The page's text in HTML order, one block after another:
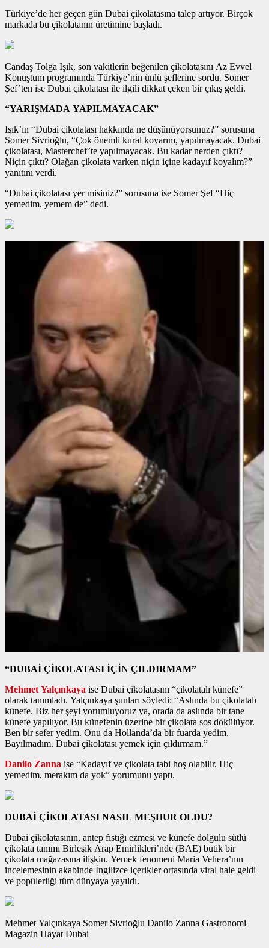
Türkiye’de her geçen gün Dubai çikolatasına talep artıyor. Birçok
markada bu çikolatanın üretimine başladı.
Candaş Tolga Işık, son vakitlerin beğenilen çikolatasını Az Evvel
Konuştum programında Türkiye’nin ünlü şeflerine sordu. Somer
Şef’ten ise Dubai çikolatası ile ilgili dikkat çeken bir çıkış geldi.
“YARIŞMADA YAPILMAYACAK”
Işık’ın “Dubai çikolatası hakkında ne düşünüyorsunuz?” sorusuna
Somer Sivrioğlu, “Çok önemli kural koyarım, yapılmayacak. Dubai
çikolatası, Masterchef’te yapılmayacak. Bu kadar nerden çıktı?
Niçin çıktı? Olağan çikolata varken niçin içine kadayıf koyalım?”
yanıtını verdi.
“Dubai çikolatası yer misiniz?” sorusuna ise Somer Şef “Hiç
yemedim, yemem de” dedi.
“DUBAİ ÇİKOLATASI İÇİN ÇILDIRMAM”
Mehmet Yalçınkaya ise Dubai çikolatasını “çikolatalı künefe”
olarak tanımladı. Yalçınkaya şunları söyledi: “Aslında bu çikolatalı
künefe. Biz her şeyi yorumluyoruz ya, orada da aslında bir tane
künefe yapılıyor. Bu künefenin üzerine bir çikolata sos dökülüyor.
Ben bir sefer yedim. Onu da Hollanda’da bir fuarda yedim.
Bayılmadım. Dubai çikolatası yemek için çıldırmam.”
Danilo Zanna ise “Kadayıf ve çikolata tabi hoş olabilir. Hiç
yemedim, merakım da yok” yorumunu yaptı.
DUBAİ ÇİKOLATASI NASIL MEŞHUR OLDU?
Dubai çikolatasının, antep fıstığı ezmesi ve künefe dolgulu sütlü
çikolata tanımı Birleşik Arap Emirlikleri’nde (BAE) butik bir
çikolata mağazasına ilişkin. Yemek fenomeni Maria Vehera’nın
incelemesinin akabinde İngilizce içerikler ortasında viral hale geldi
ve popülerliği tüm dünyaya yayıldı.
Mehmet Yalçınkaya Somer Sivrioğlu Danilo Zanna Gastronomi
Magazin Hayat Dubai